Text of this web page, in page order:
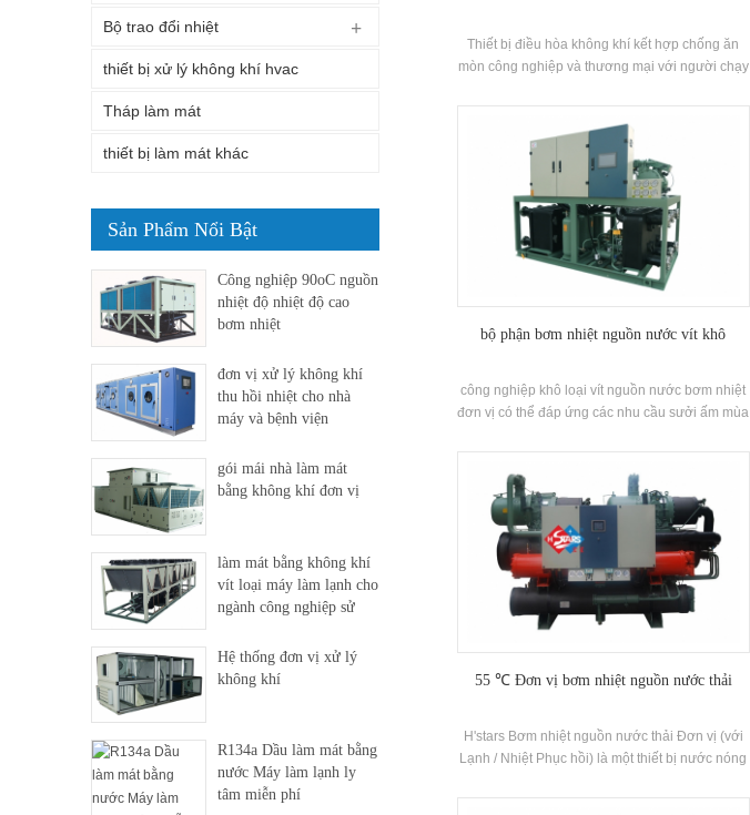
Thiết bị điều hòa không khí kết hợp chống ăn
mòn công nghiệp và thương mại với người chạy
sử dụng rộng rãi trong những người đó Các
ngành công nghiệp có bằng chứng ăn mòn Yêu
cầu.
bộ phận bơm nhiệt nguồn nước vít khô
công nghiệp khô loại vít nguồn nước bơm nhiệt
đơn vị có thể đáp ứng các nhu cầu sưởi ấm mùa
nước cao cấp bơm hệ thống điều hòa trung tâm.
bên cạnh đó, có không cần hệ thống lò hơi để
sưởi ấm, không cần tháp giải nhiệt cho làm mát,
và không có ô nhiễm hoặc phát thải được thực
hiện trong quá trình sử dụng.
55 ℃ Đơn vị bơm nhiệt nguồn nước thải
H'stars Bơm nhiệt nguồn nước thải Đơn vị (với
Lạnh / Nhiệt Phục hồi) là một thiết bị nước nóng
suối nước nóng, hồ bơi và các nơi tắm khác,
Bộ trao đổi nhiệt
thiết bị xử lý không khí hvac
Tháp làm mát
thiết bị làm mát khác
Sản Phẩm Nổi Bật
Công nghiệp 90oC nguồn
nhiệt độ nhiệt độ cao
bơm nhiệt
đơn vị xử lý không khí
thu hồi nhiệt cho nhà
máy và bệnh viện
gói mái nhà làm mát
bằng không khí đơn vị
làm mát bằng không khí
vít loại máy làm lạnh cho
ngành công nghiệp sử
Hệ thống đơn vị xử lý
không khí
R134a Dầu làm mát bằng
nước Máy làm lạnh ly
tâm miễn phí